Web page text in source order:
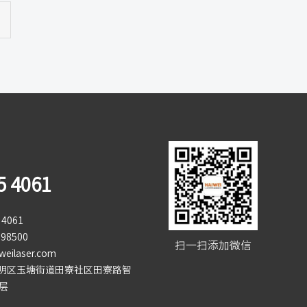
扫一扫添加微信
4061
区玉塘街道田寮社区田寮路智